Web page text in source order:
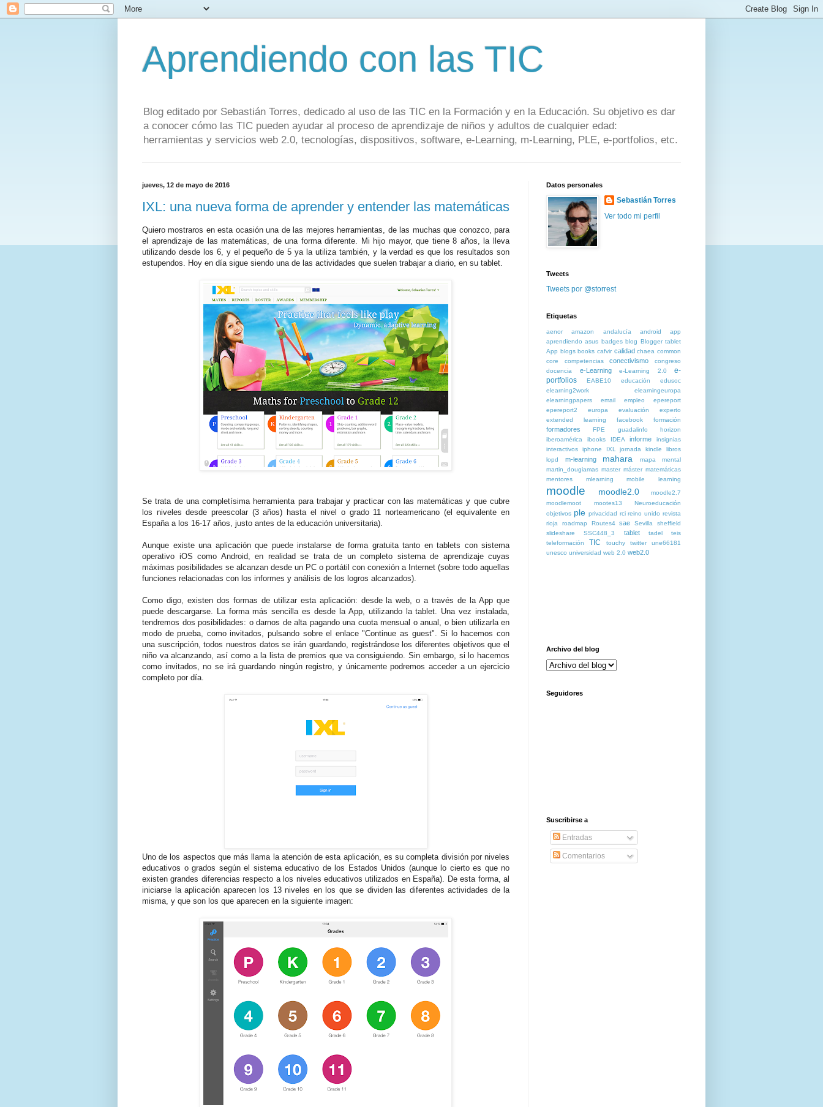
Aprendiendo con las TIC
Blog editado por Sebastián Torres, dedicado al uso de las TIC en la Formación y en la Educación. Su objetivo es dar
a conocer cómo las TIC pueden ayudar al proceso de aprendizaje de niños y adultos de cualquier edad:
herramientas y servicios web 2.0, tecnologías, dispositivos, software, e-Learning, m-Learning, PLE, e-portfolios, etc.
jueves, 12 de mayo de 2016
IXL: una nueva forma de aprender y entender las matemáticas
Quiero mostraros en esta ocasión una de las mejores herramientas, de las muchas que conozco, para
el aprendizaje de las matemáticas, de una forma diferente. Mi hijo mayor, que tiene 8 años, la lleva
utilizando desde los 6, y el pequeño de 5 ya la utiliza también, y la verdad es que los resultados son
estupendos. Hoy en día sigue siendo una de las actividades que suelen trabajar a diario, en su tablet.
Se trata de una completísima herramienta para trabajar y practicar con las matemáticas y que cubre
los niveles desde preescolar (3 años) hasta el nivel o grado 11 norteamericano (el equivalente en
España a los 16-17 años, justo antes de la educación universitaria).
Aunque existe una aplicación que puede instalarse de forma gratuita tanto en tablets con sistema
operativo iOS como Android, en realidad se trata de un completo sistema de aprendizaje cuyas
máximas posibilidades se alcanzan desde un PC o portátil con conexión a Internet (sobre todo aquellas
funciones relacionadas con los informes y análisis de los logros alcanzados).
Como digo, existen dos formas de utilizar esta aplicación: desde la web, o a través de la App que
puede descargarse. La forma más sencilla es desde la App, utilizando la tablet. Una vez instalada,
tendremos dos posibilidades: o darnos de alta pagando una cuota mensual o anual, o bien utilizarla en
modo de prueba, como invitados, pulsando sobre el enlace "Continue as guest". Si lo hacemos con
una suscripción, todos nuestros datos se irán guardando, registrándose los diferentes objetivos que el
niño va alcanzando, así como a la lista de premios que va consiguiendo. Sin embargo, si lo hacemos
como invitados, no se irá guardando ningún registro, y únicamente podremos acceder a un ejercicio
completo por día.
Uno de los aspectos que más llama la atención de esta aplicación, es su completa división por niveles
educativos o grados según el sistema educativo de los Estados Unidos (aunque lo cierto es que no
existen grandes diferencias respecto a los niveles educativos utilizados en España). De esta forma, al
iniciarse la aplicación aparecen los 13 niveles en los que se dividen las diferentes actividades de la
misma, y que son los que aparecen en la siguiente imagen:
Datos personales
Sebastián Torres
Ver todo mi perfil
Tweets
Tweets por @storrest
Etiquetas
aenor amazon andalucía android
app
aprendiendo asus badges blog
Blogger tablet
App blogs books cafvir calidad chaea common
core
competencias conectivismo
congreso
docencia
e-Learning e-Learning 2.0
e-
portfolios
EABE10 educación
edusoc
elearning2work
elearningeuropa
elearningpapers
email empleo
epereport
epereport2
europa evaluación
experto
extended learning
facebook formación
formadores FPE guadalinfo
horizon
iberoamérica
ibooks IDEA informe
insignias
interactivos
iphone IXL jornada kindle
libros
lopd
m-learning mahara
mapa mental
martin_dougiamas master máster matemáticas
mentores
mlearning mobile learning
moodle moodle2.0
moodle2.7
moodlemoot
mootes13
Neuroeducación
objetivos ple privacidad rci reino unido revista
rioja
roadmap Routes4 sae Sevilla
sheffield
slideshare
SSC448_3 tablet tadel
teis
teleformación
TIC touchy twitter
une66181
unesco universidad web 2.0 web2.0
Archivo del blog
Seguidores
Suscribirse a
Entradas
Comentarios